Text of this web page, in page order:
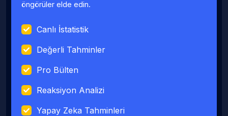
öngörüler elde edin.
Canlı İstatistik
Değerli Tahminler
Pro Bülten
Reaksiyon Analizi
Yapay Zeka Tahminleri